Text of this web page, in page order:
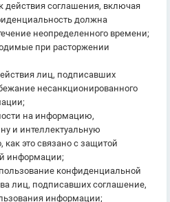
действия соглашения, включая
должна
неопределенного времени;
при расторжении
лиц, подписавших
несанкционированного
на информацию,
и интеллектуальную
как это связано с защитой
информации;
конфиденциальной
лиц, подписавших соглашение,
информации;